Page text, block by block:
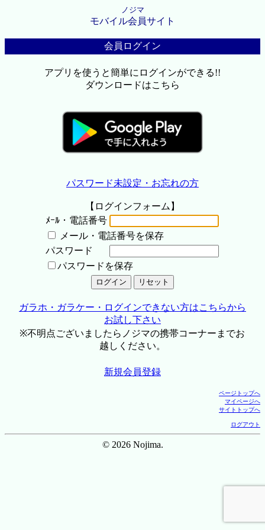
ノジマ
モバイル会員サイト
会員ログイン
アプリを使うと簡単にログインができる!!
ダウンロードはこちら
パスワード未設定・お忘れの方
【ログインフォーム】
ﾒｰﾙ・電話番号
メール・電話番号を保存
パスワード
パスワードを保存
ガラホ・ガラケー・ログインできない方はこちらから
お試し下さい
※不明点ございましたらノジマの携帯コーナーまでお
越しください。
新規会員登録
ページトップへ
マイページへ
サイトトップへ
ログアウト
© 2026 Nojima.